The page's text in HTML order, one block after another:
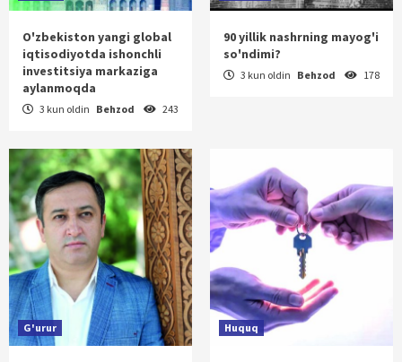
O'zbekiston yangi global
iqtisodiyotda ishonchli
investitsiya markaziga
aylanmoqda
3 kun oldin Behzod 243
90 yillik nashrning mayog'i
so'ndimi?
3 kun oldin Behzod 178
G'urur Huquq